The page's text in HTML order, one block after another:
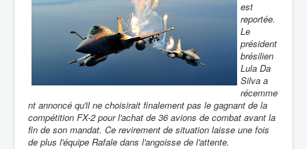
est
reportée.
Le
président
brésilien
Lula Da
Silva a
récemme
nt annoncé qu'il ne choisirait finalement pas le gagnant de la
compétition FX-2 pour l'achat de 36 avions de combat avant la
fin de son mandat. Ce revirement de situation laisse une fois
de plus l'équipe Rafale dans l'angoisse de l'attente.